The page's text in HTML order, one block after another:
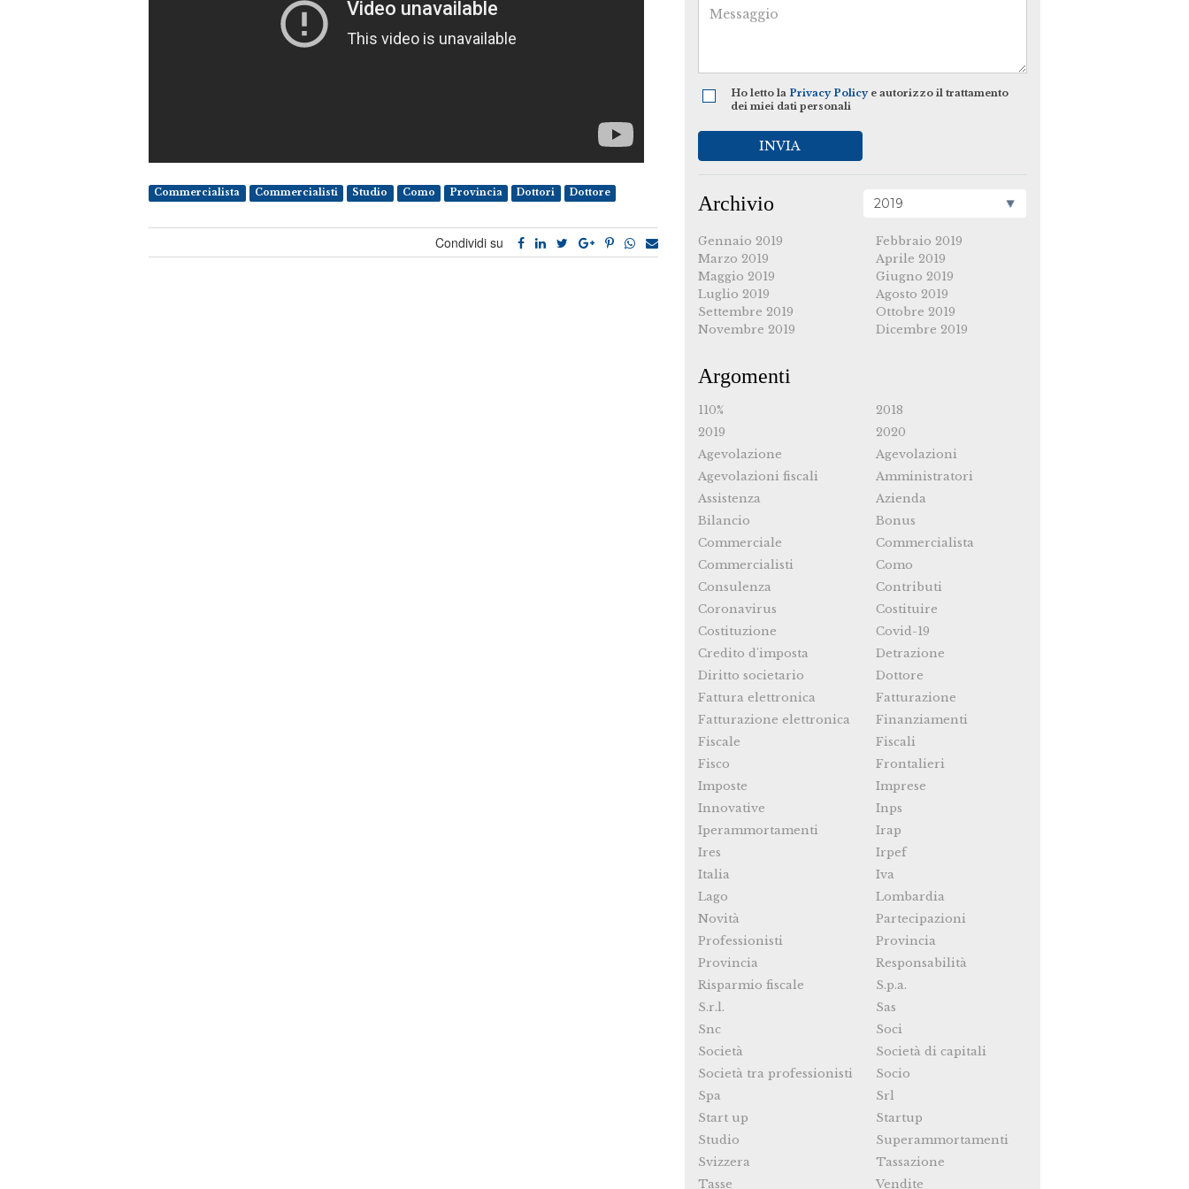
Commercialista Commercialisti Studio Como Provincia Dottori Dottore
Condividi su
Ho letto la Privacy Policye autorizzo il trattamento
dei miei dati personali
INVIA
Archivio
Gennaio 2019
Febbraio 2019
Marzo 2019
Aprile 2019
Maggio 2019
Giugno 2019
Luglio 2019
Agosto 2019
Settembre 2019
Ottobre 2019
Novembre 2019
Dicembre 2019
Argomenti
110%
2018
2019
2020
Agevolazione
Agevolazioni
Agevolazioni fiscali
Amministratori
Assistenza
Azienda
Bilancio
Bonus
Commerciale
Commercialista
Commercialisti
Como
Consulenza
Contributi
Coronavirus
Costituire
Costituzione
Covid-19
Credito d'imposta
Detrazione
Diritto societario
Dottore
Fattura elettronica
Fatturazione
Fatturazione elettronica
Finanziamenti
Fiscale
Fiscali
Fisco
Frontalieri
Imposte
Imprese
Innovative
Inps
Iperammortamenti
Irap
Ires
Irpef
Italia
Iva
Lago
Lombardia
Novità
Partecipazioni
Professionisti
Provincia
Provincia
Responsabilità
Risparmio fiscale
S.p.a.
S.r.l.
Sas
Snc
Soci
Società
Società di capitali
Società tra professionisti
Socio
Spa
Srl
Start up
Startup
Studio
Superammortamenti
Svizzera
Tassazione
Tasse
Vendite